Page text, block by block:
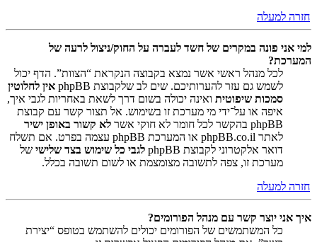
חזרה למעלה
למי אני פונה במקרים של חשד לעברה על החוק/ניצול לרעה של
המערכת?
לכל מנהל ראשי אשר נמצא בקבוצה הנקראת “הצוות”. הדף יכול
לשמש גם עזר להערותיכם. שים לב שלקבוצת phpBB
אין לחלוטין
סמכות שיפוטית ואינה יכולה בשום דרך לשאת באחריות לגבי איך,
איפה או על־ידי מי מערכת זו בשימוש. אל תצור קשר עם קבוצת
phpBB בהקשר לכל חומר לא חוקי אשר
לא קשור באופן ישיר
לאתר phpBB.co.il או המערכת phpBB עצמה בפרט. אם תשלח
דואר אלקטרוני לקבוצת phpBB
לגבי כל שימוש בצד שלישי של
מערכת זו, צפה לתשובה מצומצמת או לשום תשובה בכלל.
חזרה למעלה
איך אני יוצר קשר עם מנהל הפורומים?
כל המשתמשים של הפורומים יכולים להשתמש בטופס “יצירת